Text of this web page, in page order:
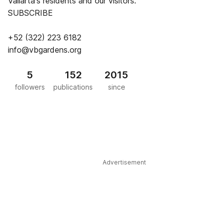
SUBSCRIBE
+52 (322) 223 6182
info@vbgardens.org
5
followers
152
publications
2015
since
Advertisement